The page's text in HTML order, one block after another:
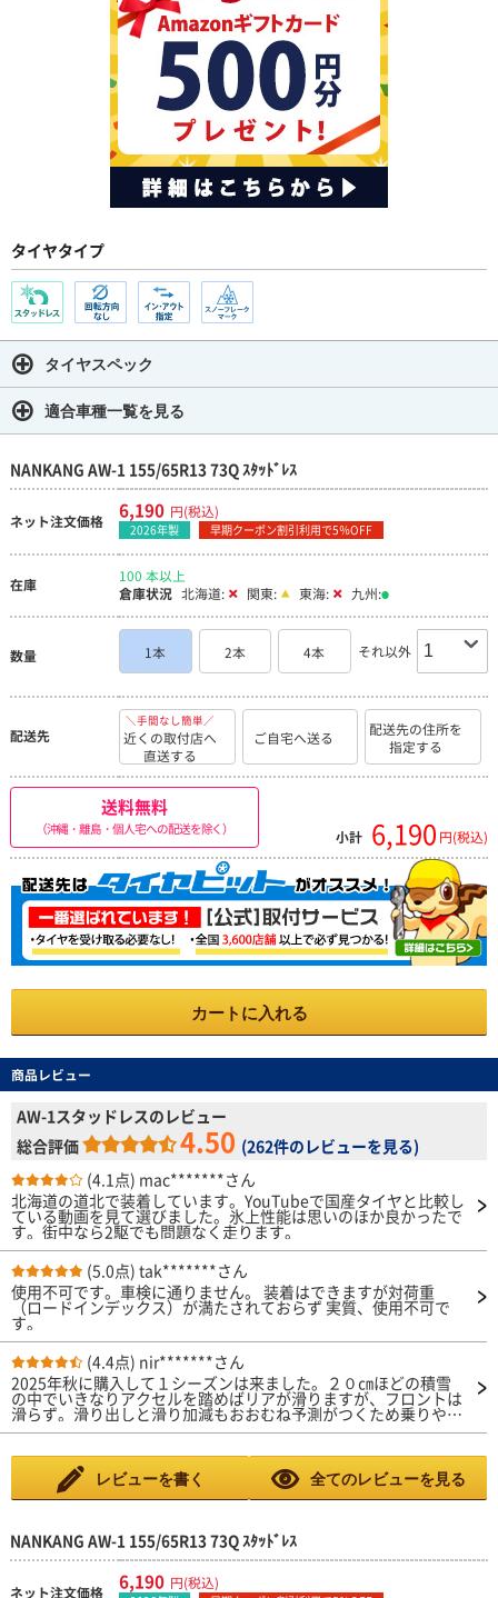
タイヤタイプ
タイヤスペック
適合車種一覧を見る
NANKANG AW-1 155/65R13 73Q ｽﾀｯﾄﾞﾚｽ
ネット注文価格 6,190 円(税込)
2026年製 早期クーポン割引利用で5％OFF
在庫
100 本以上
倉庫状況 北海道: 関東: 東海: 九州:
数量 1本 2本 4本 それ以外
配送先
＼手間なし簡単／
近くの取付店へ
直送する
ご自宅へ送る
配送先の住所を
指定する
送料無料
（沖縄・離島・個人宅への配送を除く） 小計 6,190 円(税込)
カートに入れる
商品レビュー
AW-1スタッドレスのレビュー
総合評価
4.50 (262件のレビューを見る)
(4.1点) mac*******さん
北海道の道北で装着しています。YouTubeで国産タイヤと比較し
ている動画を見て選びました。氷上性能は思いのほか良かったで
す。街中なら2駆でも問題なく走ります。
(5.0点) tak*******さん
使用不可です。車検に通りません。 装着はできますが対荷重
（ロードインデックス）が満たされておらず 実質、使用不可で
す。
(4.4点) nir*******さん
2025年秋に購入して１シーズンは来ました。２０㎝ほどの積雪
の中でいきなりアクセルを踏めばリアが滑りますが、フロントは
滑らず。滑り出しと滑り加減もおおむね予測がつくため乗りやす
いです。アイスバーンでの急ブレーキはそれなりに滑りますが２
ないようですが、でこぼこ路面で少し跳ねる感じなので、ショル
ダーも含めて柔らかめなのでしょうかね。エクシーガCO7とイク
リプスクロスで履いていますがどちらにもよくフィットしてま
す。
レビューを書く 全てのレビューを見る
NANKANG AW-1 155/65R13 73Q ｽﾀｯﾄﾞﾚｽ
ネット注文価格 6,190 円(税込)